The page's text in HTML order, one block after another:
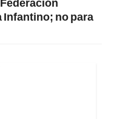
Infantino; no para